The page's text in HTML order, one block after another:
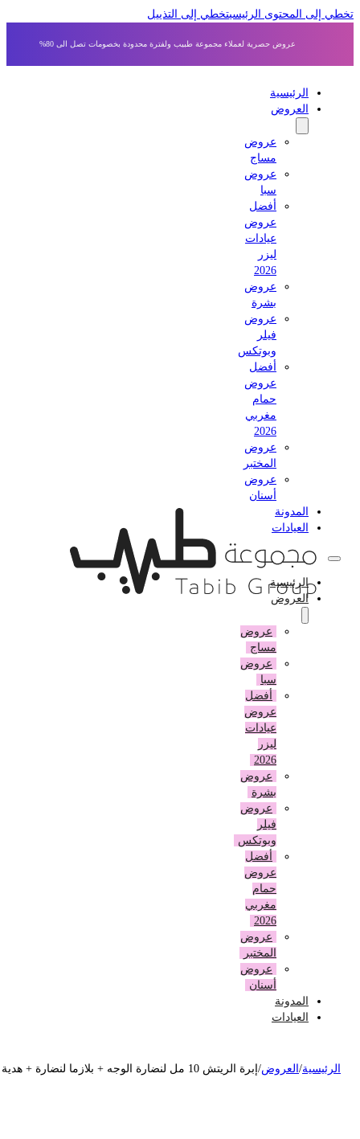
إلى المحتوى الرئيسي تخطي إلى التذييل
عروض حصرية لعملاء مجموعة طبيب ولفترة محدودة بخصومات تصل الى 80%
الرئيسية
العروض
عروض
مساج
عروض
أفضل
عروض
عيادات
عروض
بشرة
عروض
وبوتكس
أفضل
عروض
حمام
مغربي
عروض
المختبر
عروض
أسنان
المدونة
العيادات
الرئيسية
العروض
عروض
مساج
عروض
أفضل
عروض
عيادات
عروض
بشرة
عروض
وبوتكس
أفضل
عروض
حمام
مغربي
عروض
المختبر
عروض
أسنان
المدونة
العيادات
/العروض إبرة الريتش 10 مل لنضارة الوجه + بلازما لنضارة + هدية